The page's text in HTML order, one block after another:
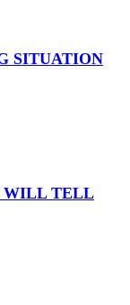
SITUATION
WILL TELL